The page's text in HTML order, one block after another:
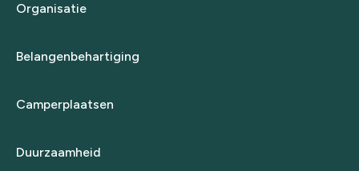
Organisatie
Belangenbehartiging
Camperplaatsen
Duurzaamheid